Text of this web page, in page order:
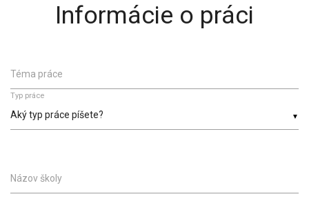
Informácie o práci
Téma práce
▼
Typ práce
Názov školy